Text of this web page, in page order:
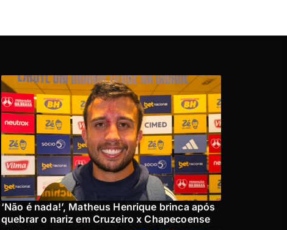
‘Não é nada!’, Matheus Henrique brinca após
quebrar o nariz em Cruzeiro x Chapecoense